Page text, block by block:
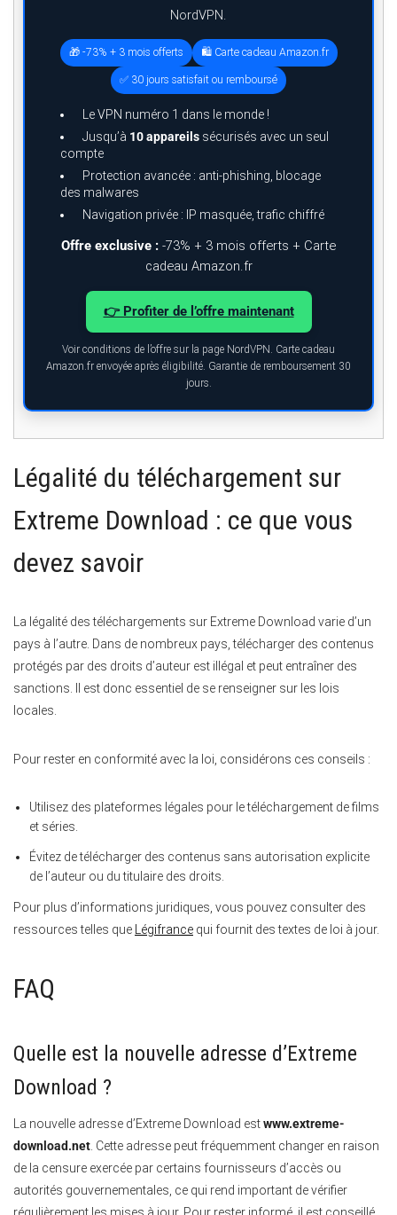
NordVPN.
🎁 -73% + 3 mois offerts 🛍️ Carte cadeau Amazon.fr
✅ 30 jours satisfait ou remboursé
Le VPN numéro 1 dans le monde !
Jusqu’à 10 appareils sécurisés avec un seul
compte
Protection avancée : anti-phishing, blocage
des malwares
Navigation privée : IP masquée, trafic chiffré
Offre exclusive : -73% + 3 mois offerts + Carte
cadeau Amazon.fr
👉 Profiter de l’offre maintenant
Voir conditions de l’offre sur la page NordVPN. Carte cadeau
Amazon.fr envoyée après éligibilité. Garantie de remboursement 30
jours.
Légalité du téléchargement sur
Extreme Download : ce que vous
devez savoir
La légalité des téléchargements sur Extreme Download varie d’un
pays à l’autre. Dans de nombreux pays, télécharger des contenus
protégés par des droits d’auteur est illégal et peut entraîner des
sanctions. Il est donc essentiel de se renseigner sur les lois
locales.
Pour rester en conformité avec la loi, considérons ces conseils :
Utilisez des plateformes légales pour le téléchargement de films
et séries.
Évitez de télécharger des contenus sans autorisation explicite
de l’auteur ou du titulaire des droits.
Pour plus d’informations juridiques, vous pouvez consulter des
ressources telles que
Légifrance qui fournit des textes de loi à jour.
FAQ
Quelle est la nouvelle adresse d’Extreme
Download ?
La nouvelle adresse d’Extreme Download estwww.extreme-
download.net . Cette adresse peut fréquemment changer en raison
de la censure exercée par certains fournisseurs d’accès ou
autorités gouvernementales, ce qui rend important de vérifier
régulièrement les mises à jour. Pour rester informé, il est conseillé